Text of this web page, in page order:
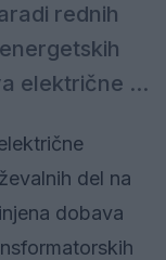
rednih
električne ...
del na
dobava